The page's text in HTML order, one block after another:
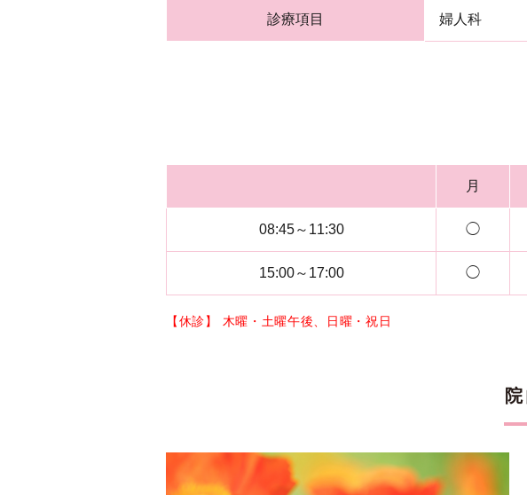
診療項目 婦人科
月
08:45～11:30 ◯
15:00～17:00 ◯
【休診】 木曜・土曜午後、日曜・祝日